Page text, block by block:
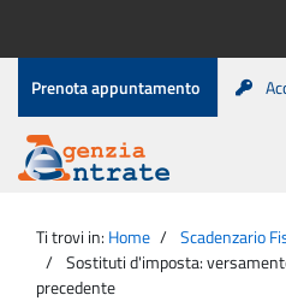
contenuto
Menu
di
servizio
Prenota appuntamento
Agenzia
Entrate
principale
Ti trovi in: Home Scadenzario
Sostituti d'imposta:
precedente